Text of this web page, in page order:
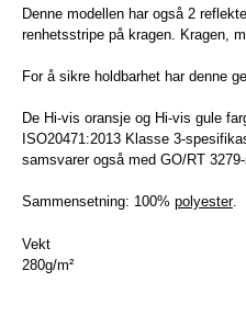
Denne modellen har også 2
renhetsstripe på kragen. Kragen,
For å sikre holdbarhet har denne
De Hi-vis oransje og Hi-vis gule
ISO20471:2013 Klasse 3-
samsvarer også med GO/RT
Sammensetning: 100% polyester.
Vekt
280g/m²